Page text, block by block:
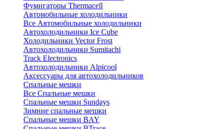
Фумигаторы Thermacell
Автомобильные холодильники
Все Автомобильные холодильники
Автохолодильники Ice Cube
Холодильники Vector Frost
Автохолодильники Sumitachi
Track Electronics
Автохолодильники Alpicool
Аксессуары для автохолодильников
Спальные мешки
Все Спальные мешки
Спальные мешки Sundays
Зимние спальные мешки
Спальные мешки BAY